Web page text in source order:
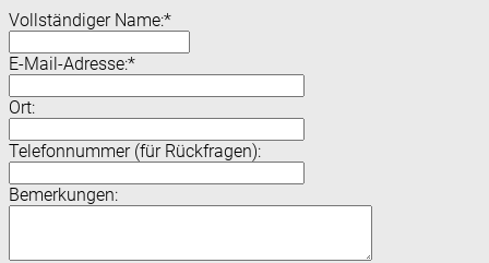
Vollständiger Name:*
E-Mail-Adresse:*
Ort:
Telefonnummer (für Rückfragen):
Bemerkungen: